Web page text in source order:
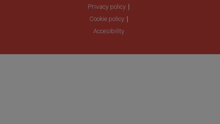
Privacy policy
Cookie policy
Accesibility